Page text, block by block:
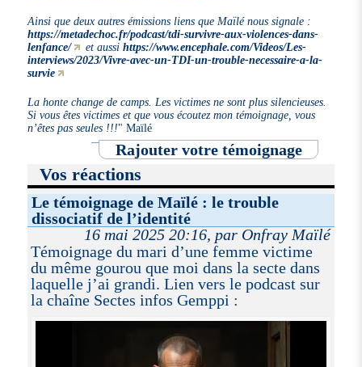
Ainsi que deux autres émissions liens que Maïlé nous signale :
https://metadechoc.fr/podcast/tdi-survivre-aux-violences-dans-
lenfance/
et aussihttps://www.encephale.com/Videos/Les-
interviews/2023/Vivre-avec-un-TDI-un-trouble-necessaire-a-la-
survie
La honte change de camps. Les victimes ne sont plus silencieuses.
Si vous êtes victimes et que vous écoutez mon témoignage, vous
n’êtes pas seules !!!" Maïlé
Rajouter votre témoignage
Vos réactions
Le témoignage de Maïlé : le trouble
dissociatif de l’identité
16 mai 2025 20:16, par Onfray Maïlé
Témoignage du mari d’une femme victime
du même gourou que moi dans la secte dans
laquelle j’ai grandi. Lien vers le podcast sur
la chaîne Sectes infos Gemppi :